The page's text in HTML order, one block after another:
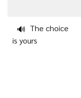
🔊 The choice
is yours